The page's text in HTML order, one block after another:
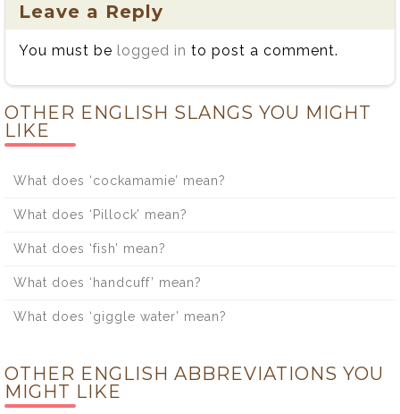
Leave a Reply
You must be logged in to post a comment.
OTHER ENGLISH SLANGS YOU MIGHT
LIKE
What does ‘cockamamie’ mean?
What does ‘Pillock’ mean?
What does ‘fish’ mean?
What does ‘handcuff’ mean?
What does ‘giggle water’ mean?
OTHER ENGLISH ABBREVIATIONS YOU
MIGHT LIKE